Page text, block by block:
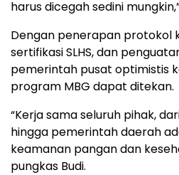
harus dicegah sedini
Dengan penerapan protokol
sertifikasi SLHS, dan
pemerintah pusat optimistis
program MBG dapat ditekan.
“Kerja sama seluruh pihak,
hingga pemerintah daerah
keamanan pangan dan
pungkas Budi.